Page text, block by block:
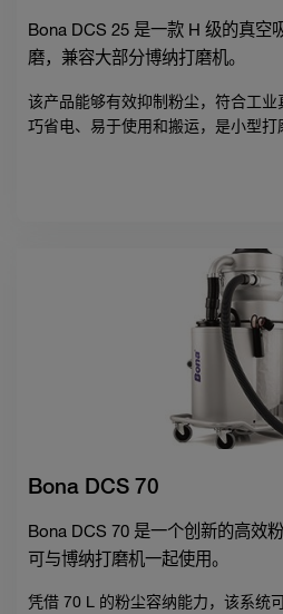
Bona DCS 25 是一款 H 级的真空
磨，兼容大部分博纳打磨机。
该产品能够有效抑制粉尘，符合工
巧省电、易于使用和搬运，是小型打
Bona DCS 70
Bona DCS 70 是一个创新的高效
可与博纳打磨机一起使用。
凭借 70 L 的粉尘容纳能力，该系统